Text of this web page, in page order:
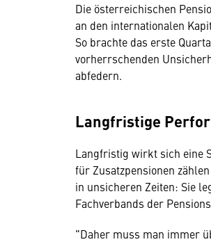
Die österreichischen
an den internationalen
So brachte das erste
vorherrschenden
abfedern.
Langfristige
Langfristig wirkt sich eine
für Zusatzpensionen
in unsicheren Zeiten: Sie
Fachverbands der
"Daher muss man immer